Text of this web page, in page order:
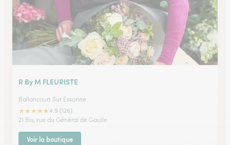
R By M FLEURISTE
Ballancourt Sur Essonne
★★★★★4.9 (126)
21 Bis, rue du Général de Gaulle
Voir la boutique